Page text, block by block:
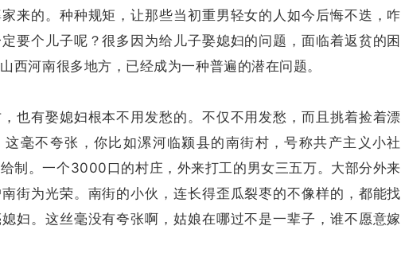
来的。种种规矩，让那些当初重男轻女的人如今后悔不迭，咋
要个儿子呢？很多因为给儿子娶媳妇的问题，面临着返贫的困
西河南很多地方，已经成为一种普遍的潜在问题。
也有娶媳妇根本不用发愁的。不仅不用发愁，而且挑着捡着漂
这毫不夸张，你比如漯河临颍县的南街村，号称共产主义小社
制。一个3000口的村庄，外来打工的男女三五万。大部分外来
街为光荣。南街的小伙，连长得歪瓜裂枣的不像样的，都能找
妇。这丝毫没有夸张啊，姑娘在哪过不是一辈子，谁不愿意嫁